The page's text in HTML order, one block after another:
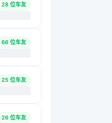
28 位车友
66 位车友
25 位车友
26 位车友